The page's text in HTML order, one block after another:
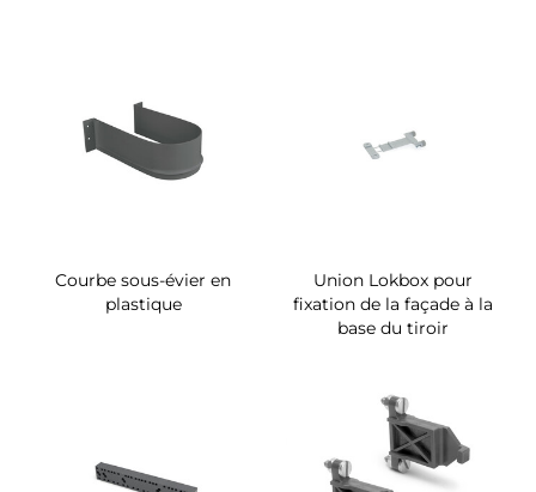
Courbe sous-évier en
plastique
Union Lokbox pour
fixation de la façade à la
base du tiroir